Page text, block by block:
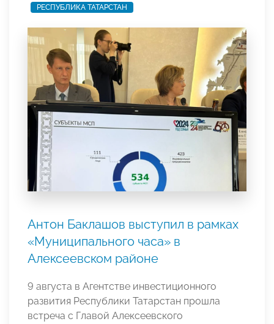
РЕСПУБЛИКА ТАТАРСТАН
Антон Баклашов выступил в рамках
«Муниципального часа» в
Алексеевском районе
9 августа в Агентстве инвестиционного
развития Республики Татарстан прошла
встреча с Главой Алексеевского